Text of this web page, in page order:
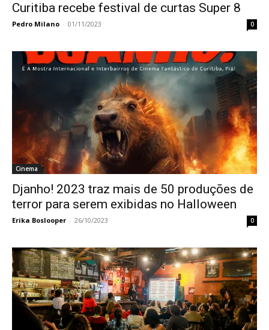
Curitiba recebe festival de curtas Super 8
Pedro Milano - 01/11/2023 0
Cinema
Djanho! 2023 traz mais de 50 produções de
terror para serem exibidas no Halloween
Erika Boslooper - 26/10/2023 0